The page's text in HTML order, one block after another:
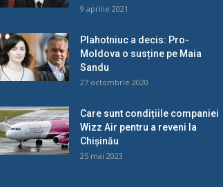
9 aprilie 2021
Plahotniuc a decis: Pro-
Moldova o susține pe Maia
Sandu
27 octombrie 2020
Care sunt condițiile companiei
Wizz Air pentru a reveni la
Chișinău
25 mai 2023